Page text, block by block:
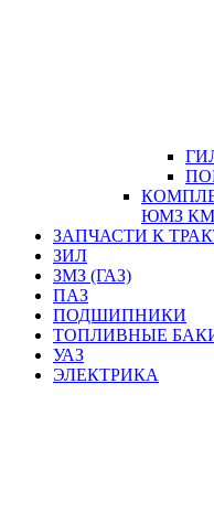
ЮМЗ
ЗАПЧАСТИ К
ЗИЛ
ЗМЗ (ГАЗ)
ПАЗ
ПОДШИПНИКИ
ТОПЛИВНЫЕ
УАЗ
ЭЛЕКТРИКА